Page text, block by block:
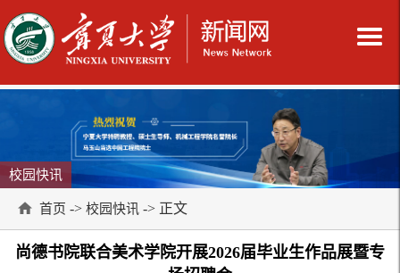
校园快讯
首页 -> 校园快讯 -> 正文
尚德书院联合美术学院开展2026届毕业生作品展暨专